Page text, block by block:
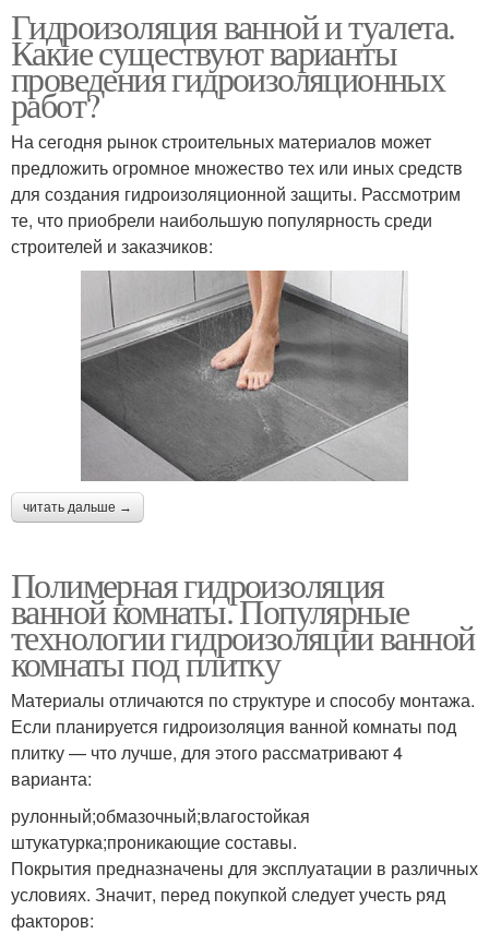
Гидроизоляция ванной и туалета.
Какие существуют варианты
проведения гидроизоляционных
работ?
На сегодня рынок строительных материалов может
предложить огромное множество тех или иных средств
для создания гидроизоляционной защиты. Рассмотрим
те, что приобрели наибольшую популярность среди
строителей и заказчиков:
читать дальше →
Полимерная гидроизоляция
ванной комнаты. Популярные
технологии гидроизоляции ванной
комнаты под плитку
Материалы отличаются по структуре и способу монтажа.
Если планируется гидроизоляция ванной комнаты под
плитку — что лучше, для этого рассматривают 4
варианта:
рулонный;обмазочный;влагостойкая
штукатурка;проникающие составы.
Покрытия предназначены для эксплуатации в различных
условиях. Значит, перед покупкой следует учесть ряд
факторов: